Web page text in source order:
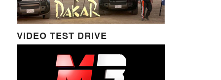
VIDEO TEST DRIVE